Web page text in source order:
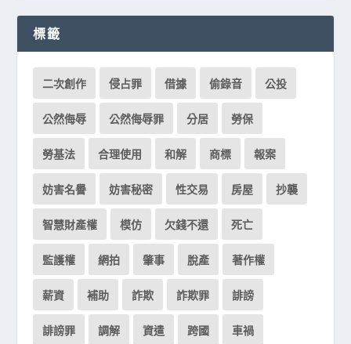
標籤
二次創作 侵占罪 借據 偷錄音 公投
公然侮辱 公然侮辱罪 分居 勞保
勞基法 合理使用 和解 商標 報案
妨害名譽 妨害秘密 性交易 房屋 抄襲
智慧財產權 模仿 欠錢不還 死亡
監護權 網拍 肇事 脫產 著作權
薪資 補助 詐欺 詐欺罪 誹謗
誹謗罪 調解 資遣 跨國 車禍